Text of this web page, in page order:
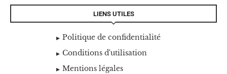
LIENS UTILES
Politique de confidentialité
Conditions d'utilisation
Mentions légales